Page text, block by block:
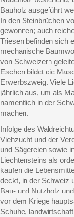
Bauholz ausgeführt
In den Steinbrüchen
gewonnen; auch
Triesen befinden sich
mechanische
von Schweizern
Eschen bildet die
Erwerbszweig. Viele
jährlich aus, um als
namentlich in der
machen.
Infolge des
Viehzucht und der
und Sägereien sowie
Liechtensteins als
kaufen die
deckt, in der Schweiz
Bau- und Nutzholz
vor dem Kriege
Schuhe,